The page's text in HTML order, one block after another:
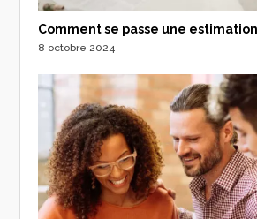
Comment se passe une
8 octobre 2024